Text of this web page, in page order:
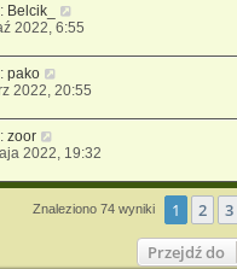
Belcik_
2022, 6:55
pako
2022, 20:55
zoor
2022, 19:32
Znaleziono 74 wyniki 1 2 3
Przejdź do